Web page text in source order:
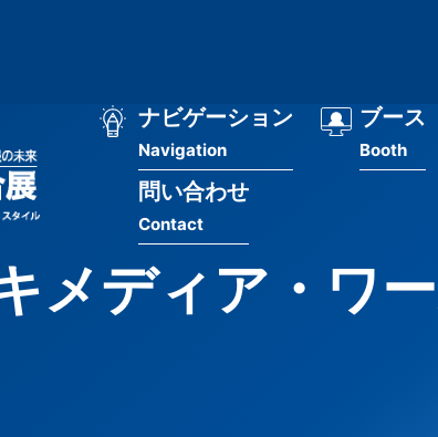
メ
ナ
ビ
ナビゲーション
Navigation
ブース
Booth
問い合わせ
Contact
メディア・ワ